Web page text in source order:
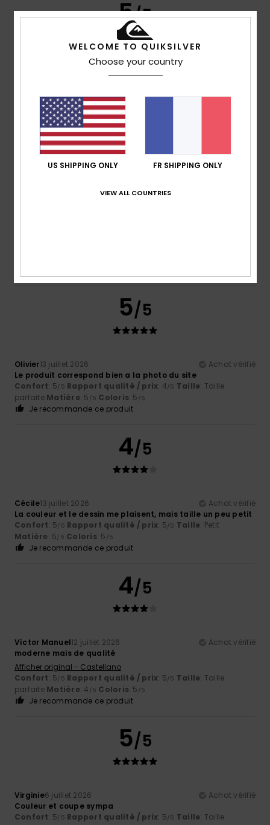
5/5
Confort: 5/5 Rapport qualité / prix
Matière: 5/5 Coloris: 5/5
5 /5
5/5
Olivier13 juillet 2026
Achat vérifié
Le produit correspond bien a la photo du site
Confort: 5/5 Rapport qualité / prix: 4/5 Taille: Taille
parfaite Matière: 5 /5 Coloris: 5 /5
Je recommande ce produit
4/5
Cécile13 juillet 2026
Achat vérifié
La couleur et le dessin me plaisent, mais taille un peu petit
Confort: 5/5 Rapport qualité / prix: 5/5 Taille: Petit
Matière: 5/5 Coloris: 5 /5
Je recommande ce produit
4/5
Víctor Manuel12 juillet 2026
Achat vérifié
moderne mais de qualité
Afficher original - Castellano
Confort: 5/5 Rapport qualité / prix: 5/5 Taille: Taille
parfaite Matière: 4 /5 Coloris: 5 /5
Je recommande ce produit
5/5
Virginie6 juillet 2026
Achat vérifié
Couleur et coupe sympa
Confort: 5/5 Rapport qualité / prix: 5/5 Taille: Taille
WELCOME TO QUIKSILVER
Choose your country
US SHIPPING ONLY FR SHIPPING ONLY
VIEW ALL COUNTRIES